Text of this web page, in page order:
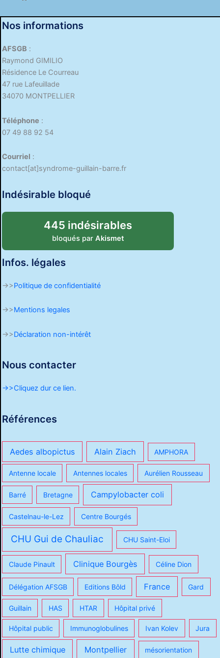
Nos informations
AFSGB :
Raymond GIMILIO
Résidence Le Courreau
47 rue Lafeuillade
34070 MONTPELLIER
Téléphone :
07 49 88 92 54
Courriel :
contact[at]syndrome-guillain-barre.fr
Indésirable bloqué
445 indésirables
bloqués par Akismet
Infos. légales
->>Politique de confidentialité
->>Mentions legales
->>Déclaration non-intérêt
Nous contacter
->>Cliquez dur ce lien.
Références
Aedes albopictus Alain Ziach AMPHORA
Antenne locale Antennes locales Aurélien Rousseau
Barré Bretagne Campylobacter coli
Castelnau-le-Lez Centre Bourgés
CHU Gui de Chauliac CHU Saint-Eloi
Claude Pinault Clinique Bourgès Céline Dion
Délégation AFSGB Editions Bôld France Gard
Guillain HAS HTAR Hôpital privé
Hôpital public Immunoglobulines Ivan Kolev Jura
Lutte chimique Montpellier mésorientation